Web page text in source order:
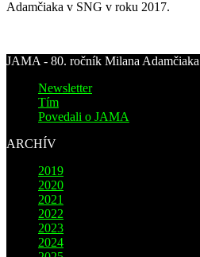
Adamčiaka v SNG v roku 2017.
JAMA - 80. ročník Milana Adamčiaka
Newsletter
Tím
Povedali o JAMA
ARCHÍV
2019
2020
2021
2022
2023
2024